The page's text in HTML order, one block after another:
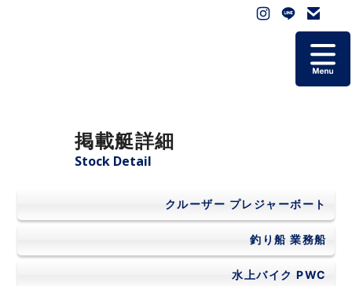
会社概要
よくあるご質問
お問い合わせ
掲載艇詳細
Stock Detail
クルーザー プレジャーボート
釣り船 業務船
水上バイク PWC